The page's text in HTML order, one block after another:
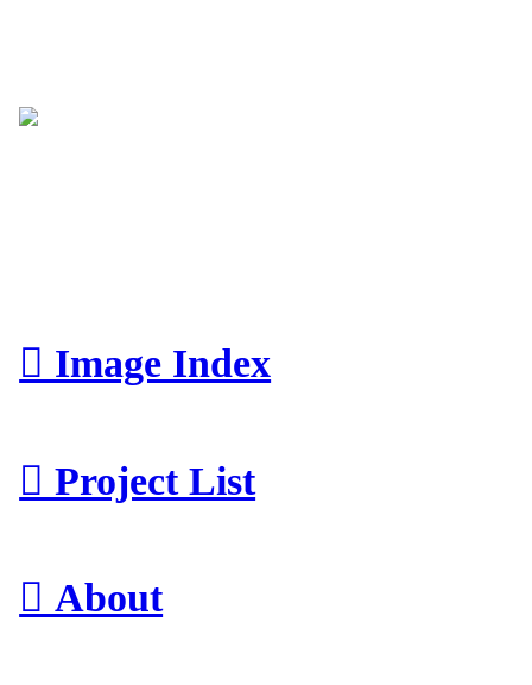
︎︎︎ Image Index
︎︎︎ Project List
︎︎︎ About